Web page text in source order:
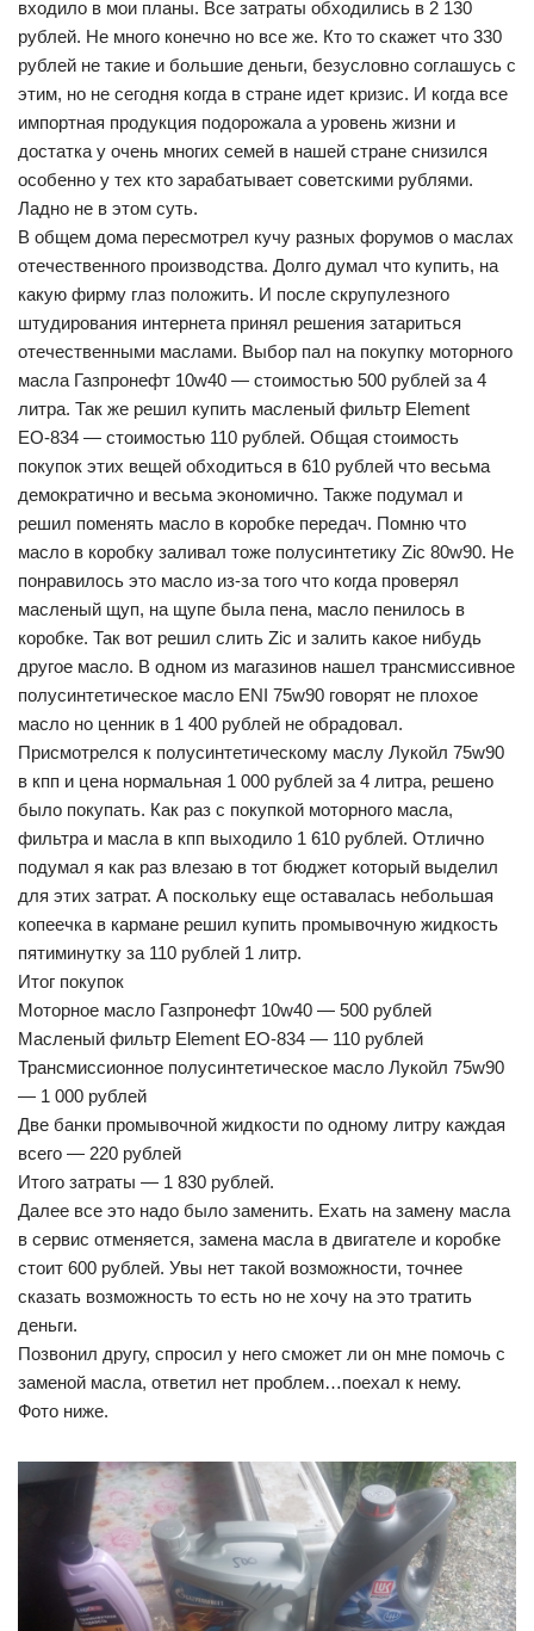
входило в мои планы. Все затраты обходились в 2 130
рублей. Не много конечно но все же. Кто то скажет что 330
рублей не такие и большие деньги, безусловно соглашусь с
этим, но не сегодня когда в стране идет кризис. И когда все
импортная продукция подорожала а уровень жизни и
достатка у очень многих семей в нашей стране снизился
особенно у тех кто зарабатывает советскими рублями.
Ладно не в этом суть.
В общем дома пересмотрел кучу разных форумов о маслах
отечественного производства. Долго думал что купить, на
какую фирму глаз положить. И после скрупулезного
штудирования интернета принял решения затариться
отечественными маслами. Выбор пал на покупку моторного
масла Газпронефт 10w40 — стоимостью 500 рублей за 4
литра. Так же решил купить масленый фильтр Element
ЕО-834 — стоимостью 110 рублей. Общая стоимость
покупок этих вещей обходиться в 610 рублей что весьма
демократично и весьма экономично. Также подумал и
решил поменять масло в коробке передач. Помню что
масло в коробку заливал тоже полусинтетику Zic 80w90. Не
понравилось это масло из-за того что когда проверял
масленый щуп, на щупе была пена, масло пенилось в
коробке. Так вот решил слить Zic и залить какое нибудь
другое масло. В одном из магазинов нашел трансмиссивное
полусинтетическое масло ENI 75w90 говорят не плохое
масло но ценник в 1 400 рублей не обрадовал.
Присмотрелся к полусинтетическому маслу Лукойл 75w90
в кпп и цена нормальная 1 000 рублей за 4 литра, решено
было покупать. Как раз с покупкой моторного масла,
фильтра и масла в кпп выходило 1 610 рублей. Отлично
подумал я как раз влезаю в тот бюджет который выделил
для этих затрат. А поскольку еще оставалась небольшая
копеечка в кармане решил купить промывочную жидкость
пятиминутку за 110 рублей 1 литр.
Итог покупок
Моторное масло Газпронефт 10w40 — 500 рублей
Масленый фильтр Element ЕО-834 — 110 рублей
Трансмиссионное полусинтетическое масло Лукойл 75w90
— 1 000 рублей
Две банки промывочной жидкости по одному литру каждая
всего — 220 рублей
Итого затраты — 1 830 рублей.
Далее все это надо было заменить. Ехать на замену масла
в сервис отменяется, замена масла в двигателе и коробке
стоит 600 рублей. Увы нет такой возможности, точнее
сказать возможность то есть но не хочу на это тратить
деньги.
Позвонил другу, спросил у него сможет ли он мне помочь с
заменой масла, ответил нет проблем…поехал к нему.
Фото ниже.